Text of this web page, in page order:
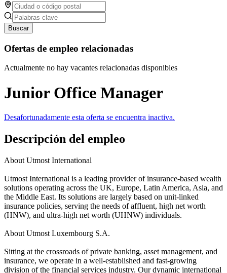
Buscar
Ofertas de empleo relacionadas
Actualmente no hay vacantes relacionadas disponibles
Junior Office Manager
Desafortunadamente esta oferta se encuentra inactiva.
Descripción del empleo
About Utmost International
Utmost International is a leading provider of insurance-based wealth
solutions operating across the UK, Europe, Latin America, Asia, and
the Middle East. Its solutions are largely based on unit-linked
insurance policies, serving the needs of affluent, high net worth
(HNW), and ultra-high net worth (UHNW) individuals.
About Utmost Luxembourg S.A.
Sitting at the crossroads of private banking, asset management, and
insurance, we operate in a well-established and fast-growing
division of the financial services industry. Our dynamic international